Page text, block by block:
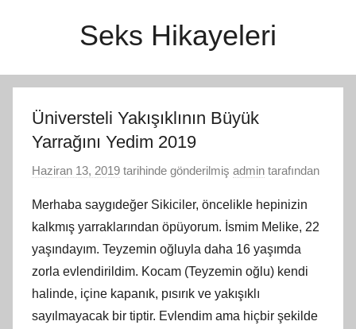
Seks Hikayeleri
Üniversteli Yakışıklının Büyük
Yarrağını Yedim 2019
Haziran 13, 2019 tarihinde gönderilmiş admin tarafından
Merhaba saygıdeğer Sikiciler, öncelikle hepinizin
kalkmış yarraklarından öpüyorum. İsmim Melike, 22
yaşındayım. Teyzemin oğluyla daha 16 yaşımda
zorla evlendirildim. Kocam (Teyzemin oğlu) kendi
halinde, içine kapanık, pısırık ve yakışıklı
sayılmayacak bir tiptir. Evlendim ama hiçbir şekilde